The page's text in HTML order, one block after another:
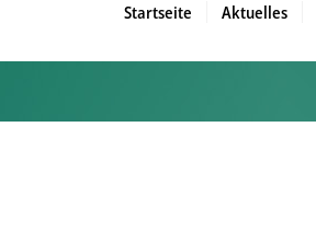
Startseite Aktuelles